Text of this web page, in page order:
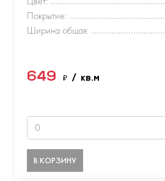
Покрытие:
Ширина общая:
649 ₽ / кв.м
В КОРЗИНУ